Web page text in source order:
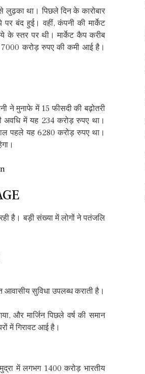
था। पिछले दिन के कारोबार
बंद हुई। वहीं, कंपनी की मार्केट
के स्तर पर थी। मार्केट कैप करीब
करोड़ रुपए की कमी आई है।
ने मुनाफे में 15 फीसदी की बढ़ोतरी
में यह 234 करोड़ रुपए था।
पहले यह 6280 करोड़ रुपए था।
है। बड़ी संख्या में लोगों ने पतंजलि
आवासीय सुविधा उपलब्ध कराती है।
और मार्जिन पिछले वर्ष की समान
में गिरावट आई है।
में लगभग 1400 करोड़ भारतीय